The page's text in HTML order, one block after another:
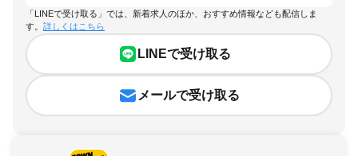
「LINEで受け取る」では、新着求人のほか、おすすめ情報なども配信しま
す。 詳しくはこちら
LINEで受け取る
メールで受け取る